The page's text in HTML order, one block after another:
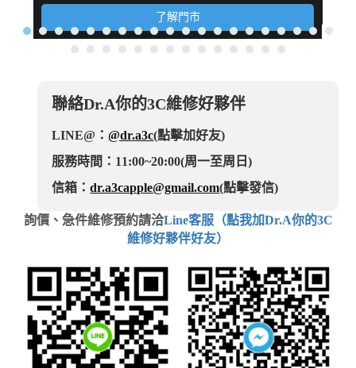
了解門市
聯絡Dr.A你的3C維修好夥伴
LINE@：@dr.a3c(點擊加好友)
服務時間：11:00~20:00(周一至周日)
信箱：dr.a3capple@gmail.com(點擊發信)
詢價、急件維修預約請洽Line客服（點我加Dr.A你的3C
維修好夥伴好友）